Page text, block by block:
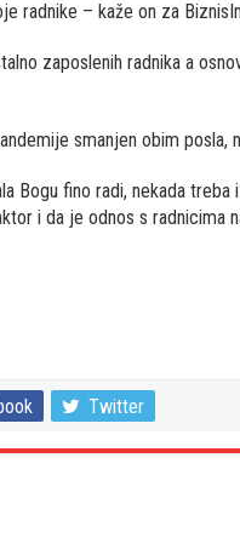
radnike – kaže on za
zaposlenih radnika a
smanjen obim posla,
Bogu fino radi, nekada
i da je odnos s radnicima
Twitter